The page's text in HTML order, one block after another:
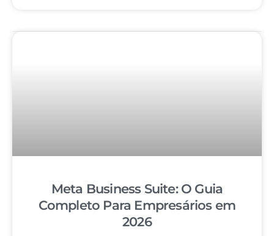
Meta Business Suite: O Guia
Completo Para Empresários em
2026